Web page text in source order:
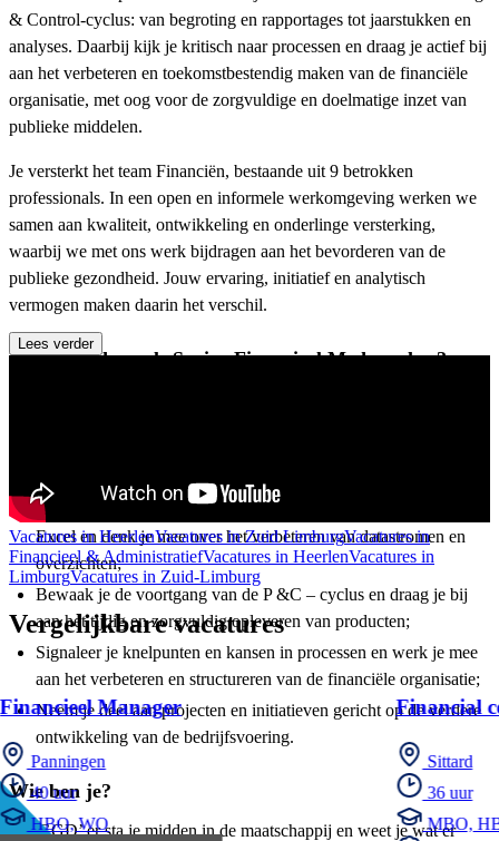
& Control-cyclus: van begroting en rapportages tot jaarstukken en
analyses. Daarbij kijk je kritisch naar processen en draag je actief bij
aan het verbeteren en toekomstbestendig maken van de financiële
organisatie, met oog voor de zorgvuldige en doelmatige inzet van
publieke middelen.
Je versterkt het team Financiën, bestaande uit 9 betrokken
professionals. In een open en informele werkomgeving werken we
samen aan kwaliteit, ontwikkeling en onderlinge versterking,
waarbij we met ons werk bijdragen aan het bevorderen van de
publieke gezondheid. Jouw ervaring, initiatief en analytisch
vermogen maken daarin het verschil.
Wat ga je doen als Senior Financieel Medewerker?
vertaal je deze naar heldere overzichten en rapportages;
Maak je (management)informatie inzichtelijk met behulp van
Excel en denk je mee over het verbeteren van datastromen en
overzichten;
Bewaak je de voortgang van de P &C – cyclus en draag je bij
aan het tijdig en zorgvuldig opleveren van producten;
Signaleer je knelpunten en kansen in processen en werk je mee
aan het verbeteren en structureren van de financiële organisatie;
Neem je deel aan projecten en initiatieven gericht op de verdere
ontwikkeling van de bedrijfsvoering.
Wie ben je?
Als GGD’ er sta je midden in de maatschappij en weet je wat er
Lees verder
Vacatures in HeerlenVacatures in Zuid LimburgVacatures in
Financieel & AdministratiefVacatures in HeerlenVacatures in
LimburgVacatures in Zuid-Limburg
Vergelijkbare vacatures
Financieel Manager
Panningen
40 uur
HBO, WO
Financial
Sittard
36 uur
MBO,